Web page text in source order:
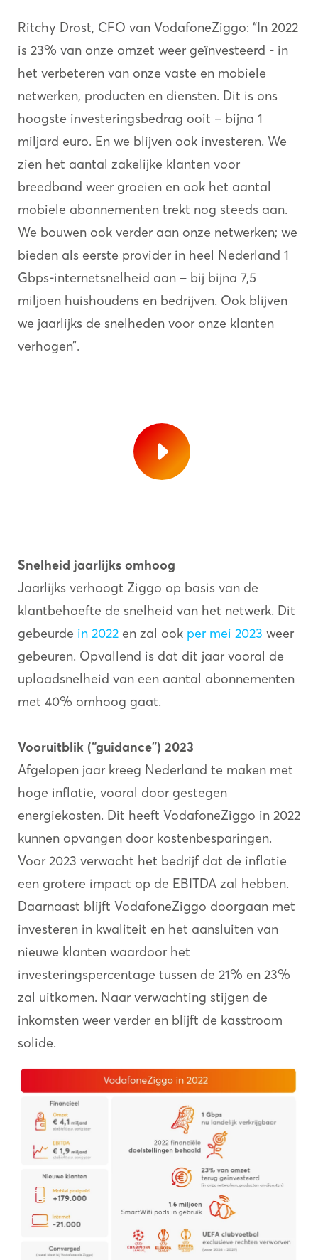
Ritchy Drost, CFO van VodafoneZiggo: “In 2022
is 23% van onze omzet weer geïnvesteerd - in
het verbeteren van onze vaste en mobiele
netwerken, producten en diensten. Dit is ons
hoogste investeringsbedrag ooit – bijna 1
miljard euro. En we blijven ook investeren. We
zien het aantal zakelijke klanten voor
breedband weer groeien en ook het aantal
mobiele abonnementen trekt nog steeds aan.
We bouwen ook verder aan onze netwerken; we
bieden als eerste provider in heel Nederland 1
Gbps-internetsnelheid aan – bij bijna 7,5
miljoen huishoudens en bedrijven. Ook blijven
we jaarlijks de snelheden voor onze klanten
verhogen”.
Snelheid jaarlijks omhoog
Jaarlijks verhoogt Ziggo op basis van de
klantbehoefte de snelheid van het netwerk. Dit
gebeurde in 2022 en zal ook per mei 2023 weer
gebeuren. Opvallend is dat dit jaar vooral de
uploadsnelheid van een aantal abonnementen
met 40% omhoog gaat.
Vooruitblik (“guidance”) 2023
Afgelopen jaar kreeg Nederland te maken met
hoge inflatie, vooral door gestegen
energiekosten. Dit heeft VodafoneZiggo in 2022
kunnen opvangen door kostenbesparingen.
Voor 2023 verwacht het bedrijf dat de inflatie
een grotere impact op de EBITDA zal hebben.
Daarnaast blijft VodafoneZiggo doorgaan met
investeren in kwaliteit en het aansluiten van
nieuwe klanten waardoor het
investeringspercentage tussen de 21% en 23%
zal uitkomen. Naar verwachting stijgen de
inkomsten weer verder en blijft de kasstroom
solide.